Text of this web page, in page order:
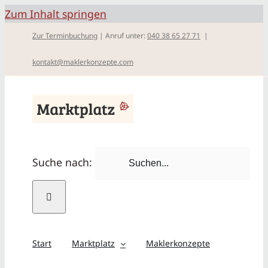
Zum Inhalt springen
Zur Terminbuchung | Anruf unter:040 38 65 27 71 |
kontakt@maklerkonzepte.com
Suche nach:
Start Marktplatz Maklerkonzepte